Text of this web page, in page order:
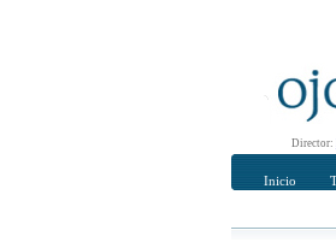
Director:
Inicio